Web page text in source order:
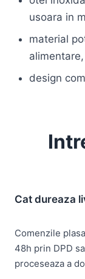
usoara in
material
design
Cat dureaza
Comenzile
48h prin DPD
proceseaza a